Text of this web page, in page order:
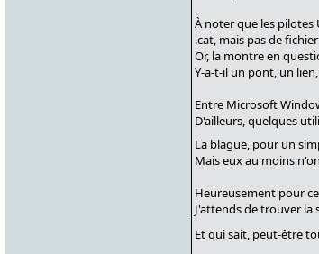
À noter que les pilotes
.cat, mais pas de
Or, la montre en
Y-a-t-il un pont, un
Entre Microsoft
D'ailleurs, quelques
La blague, pour un
Mais eux au moins
Heureusement pour
J'attends de trouver la
Et qui sait, peut-être